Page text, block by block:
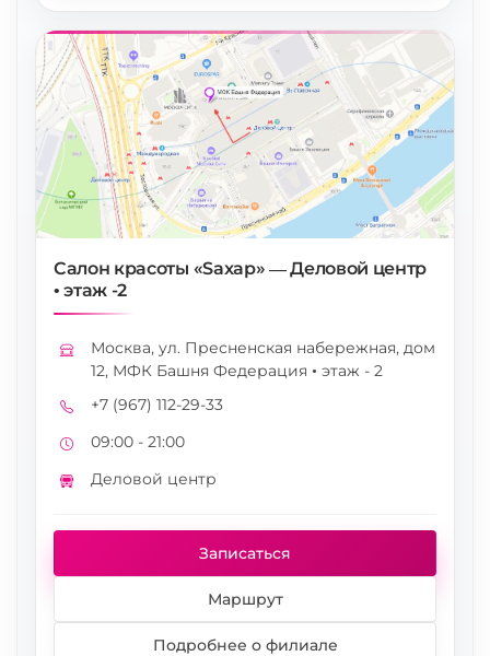
Салон красоты «Saxap» — Деловой центр
• этаж -2
Адрес
Москва, ул. Пресненская набережная, дом
12, МФК Башня Федерация • этаж - 2
Телефон
+7 (967) 112-29-33
Режим работы
09:00 - 21:00
Метро
Деловой центр
Записаться
Маршрут
Подробнее о филиале